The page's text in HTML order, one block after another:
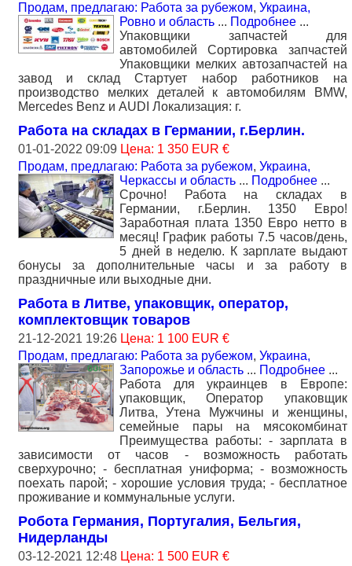
Продам, предлагаю: Работа за рубежом, Украина,
Ровно и область ... Подробнее ...
Упаковщики запчастей для
автомобилей Сортировка запчастей
Упаковщики мелких автозапчастей на
завод и склад Стартует набор работников на
производство мелких деталей к автомобилям BMW,
Mercedes Benz и AUDI Локализация: г.
Работа на складах в Германии, г.Берлин.
01-01-2022 09:09 Цена: 1 350 EUR €
Продам, предлагаю: Работа за рубежом, Украина,
Черкассы и область ... Подробнее ...
Срочно! Работа на складах в
Германии, г.Берлин. 1350 Евро!
Заработная плата 1350 Евро нетто в
месяц! График работы 7.5 часов/день,
5 дней в неделю. К зарплате выдают
бонусы за дополнительные часы и за работу в
праздничные или выходные дни.
Работа в Литве, упаковщик, оператор,
комплектовщик товаров
21-12-2021 19:26 Цена: 1 100 EUR €
Продам, предлагаю: Работа за рубежом, Украина,
Запорожье и область ... Подробнее ...
Работа для украинцев в Европе:
упаковщик, Оператор упаковщик
Литва, Утена Мужчины и женщины,
семейные пары на мясокомбинат
Преимущества работы: - зарплата в
зависимости от часов - возможность работать
сверхурочно; - бесплатная униформа; - возможность
поехать парой; - хорошие условия труда; - бесплатное
проживание и коммунальные услуги.
Робота Германия, Португалия, Бельгия,
Нидерланды
03-12-2021 12:48 Цена: 1 500 EUR €